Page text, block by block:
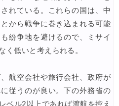
れている。これらの国は、中
から戦争に巻き込まれる可能
紛争地を避けるので、ミサイ
く低いと考えられる。
航空会社や旅行会社、政府が
従うのが良い。下の外務省の
ベル2以上であれば渡航を控え